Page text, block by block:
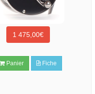
1 475,00€
Panier Fiche